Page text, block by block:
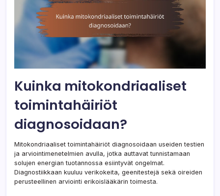
Kuinka mitokondriaaliset
toimintahäiriöt
diagnosoidaan?
Mitokondriaaliset toimintahäiriöt diagnosoidaan useiden testien
ja arviointimenetelmien avulla, jotka auttavat tunnistamaan
solujen energian tuotannossa esiintyvät ongelmat.
Diagnostiikkaan kuuluu verikokeita, geenitestejä sekä oireiden
perusteellinen arviointi erikoislääkärin toimesta.